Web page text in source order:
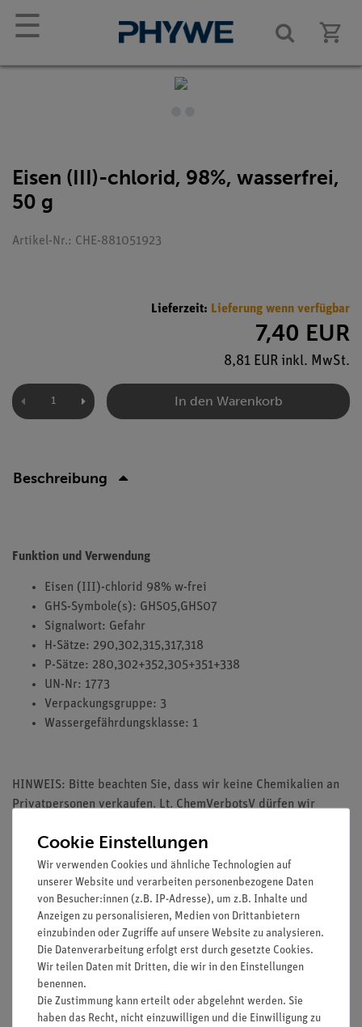
☰
Eisen (III)-chlorid, 98%, wasserfrei,
50 g
Artikel-Nr.: CHE-881051923
Lieferzeit: Lieferung wenn verfügbar
7,40 EUR
8,81 EUR inkl. MwSt.
In den Warenkorb
Beschreibung
Funktion und Verwendung
Eisen (III)-chlorid 98% w-frei
GHS-Symbole(s): GHS05,GHS07
Signalwort: Gefahr
H-Sätze: 290,302,315,317,318
P-Sätze: 280,302+352,305+351+338
UN-Nr: 1773
Verpackungsgruppe: 3
Wassergefährdungsklasse: 1
HINWEIS: Bitte beachten Sie, dass wir keine Chemikalien an
Privatpersonen verkaufen. Lt. ChemVerbotsV dürfen wir
Verwender und öffentliche Forschungs-, Untersuchungs- und
Lehranstalten abgeben.
Media / Downloads
Versandkostenfrei ab 300,- €
Cookie Einstellungen
Wir verwenden Cookies und ähnliche Technologien auf
unserer Website und verarbeiten personenbezogene Daten
von Besucher:innen (z.B. IP-Adresse), um z.B. Inhalte und
Anzeigen zu personalisieren, Medien von Drittanbietern
einzubinden oder Zugriffe auf unsere Website zu analysieren.
Die Datenverarbeitung erfolgt erst durch gesetzte Cookies.
Wir teilen Daten mit Dritten, die wir in den Einstellungen
benennen.
Die Zustimmung kann erteilt oder abgelehnt werden. Sie
haben das Recht, nicht einzuwilligen und die Einwilligung zu